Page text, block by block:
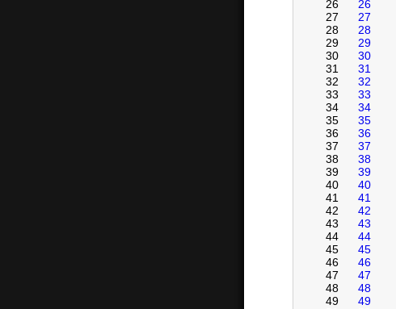
26
26
27
27
28
28
29
29
30
30
31
31
32
32
33
33
34
34
35
35
36
36
37
37
38
38
39
39
40
40
41
41
42
42
43
43
44
44
45
45
46
46
47
47
48
48
49
49